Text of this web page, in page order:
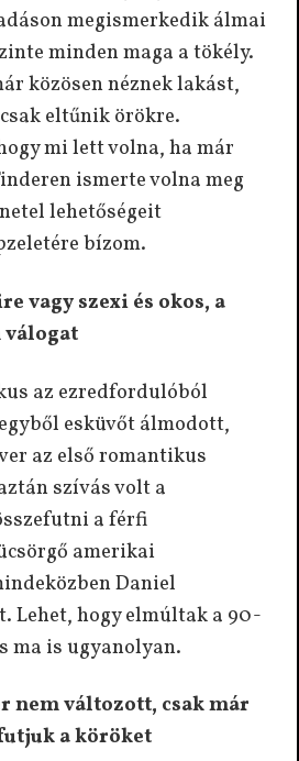
megismerkedik álmai
minden maga a tökély.
közösen néznek lakást,
eltűnik örökre.
mi lett volna, ha már
ismerte volna meg
lehetőségeit
bízom.
vagy szexi és okos, a
az ezredfordulóból
esküvőt álmodott,
az első romantikus
szívás volt a
a férfi
amerikai
Daniel
Lehet, hogy elmúltak a 90-
ma is ugyanolyan.
nem változott, csak már
a köröket